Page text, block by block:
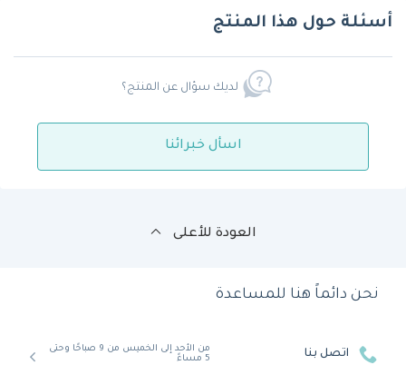
أسئلة حول هذا المنتج
لديك سؤال عن المنتج؟
اسأل خبرائنا
العودة للأعلى
نحن دائماً هنا للمساعدة
اتصل بنا
من الأحد إلى الخميس من 9 صباحًا وحتى
5 مساءً